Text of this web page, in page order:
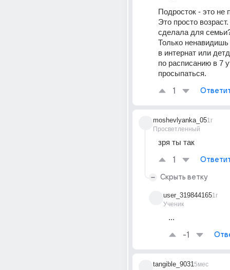
Подросток - это не
Это просто
сделала для
Только
в интернат или
по расписанию в 7
просыпаться.
1
moshevlyanka_05
Просветленный
1г
зря ты так
1
Скрыть ветку
user_319844165
Ученик
1г
...
-1
tangible_90315мес